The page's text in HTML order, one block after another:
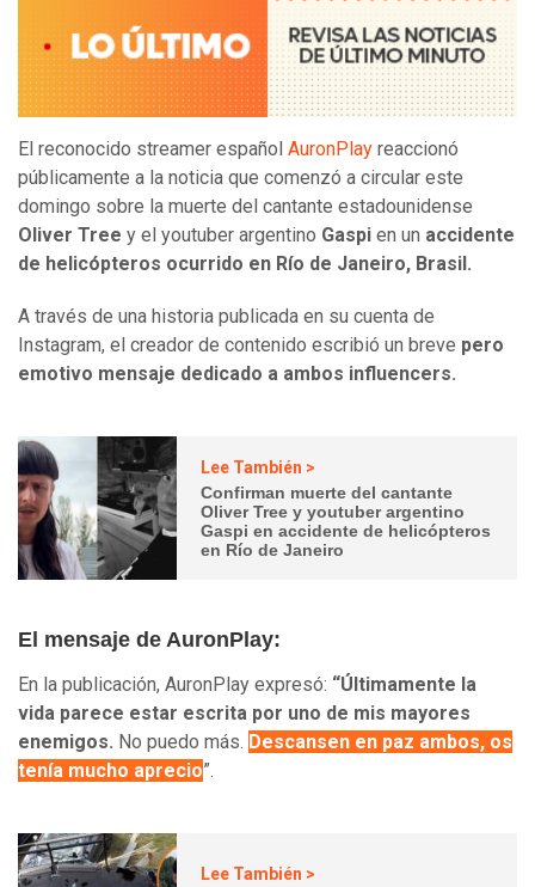
El reconocido streamer español AuronPlay reaccionó
públicamente a la noticia que comenzó a circular este
domingo sobre la muerte del cantante estadounidense
Oliver Tree y el youtuber argentino Gaspi en un accidente
de helicópteros ocurrido en Río de Janeiro, Brasil.
A través de una historia publicada en su cuenta de
Instagram, el creador de contenido escribió un breve pero
emotivo mensaje dedicado a ambos influencers.
Lee También >
Confirman muerte del cantante
Oliver Tree y youtuber argentino
Gaspi en accidente de helicópteros
en Río de Janeiro
El mensaje de AuronPlay:
En la publicación, AuronPlay expresó: “Últimamente la
vida parece estar escrita por uno de mis mayores
enemigos. No puedo más. Descansen en paz ambos, os
tenía mucho aprecio”.
Lee También >